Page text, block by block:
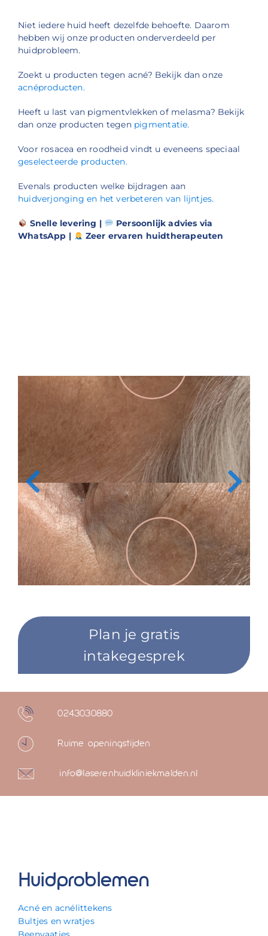
Niet iedere huid heeft dezelfde behoefte. Daarom
hebben wij onze producten onderverdeeld per
huidprobleem.
Zoekt u producten tegen acné? Bekijk dan onze
acnéproducten.
Heeft u last van pigmentvlekken of melasma? Bekijk
dan onze producten tegen pigmentatie.
Voor rosacea en roodheid vindt u eveneens speciaal
geselecteerde producten.
Evenals producten welke bijdragen aan
huidverjonging en het verbeteren van lijntjes.
Snelle levering |
Persoonlijk advies via
WhatsApp |
Zeer ervaren huidtherapeuten
Plan je gratis
intakegesprek
0243030880
Ruime openingstijden
info@laserenhuidkliniekmalden.nl
Huidproblemen
Acné en acnélittekens
Bultjes en wratjes